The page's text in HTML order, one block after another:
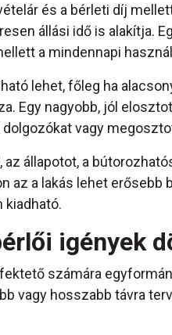
és a bérleti díj
állási idő is alakítja.
a mindennapi
lehet, főleg ha
Egy nagyobb, jól
dolgozókat vagy
állapotot, a
az a lakás lehet erősebb
igények
számára
vagy hosszabb távra